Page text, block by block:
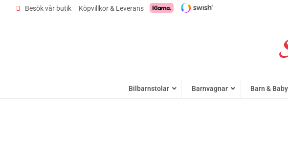
Besök vår butik Köpvillkor & Leverans
Bilbarnstolar Barnvagnar Barn & Baby